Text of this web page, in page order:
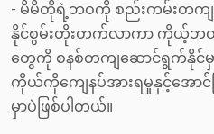
- မိမိတိုရဲ့ဘဝကို စည်းကမ်းတကျန
နိုင်စွမ်းတိုးတက်လာကာ ကိုယ့်ဘ
တွေကို စနစ်တကျဆောင်ရွက်နိုင်မှာ
ကိုယ်ကိုကျေနပ်အားရမှုနှင့်အောင်
မှာပဲဖြစ်ပါတယ်။